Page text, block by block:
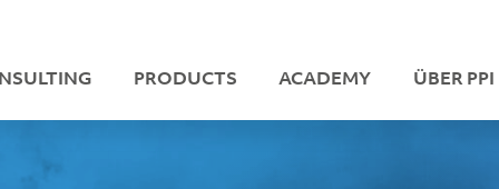
PRODUCTS ACADEMY ÜBER PPI